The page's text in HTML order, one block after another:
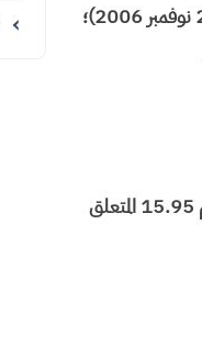
القانون رقم 24.04 الصادر بتنفيذه الظهير الشريف رقم 1.06.170 صادر في 30 من شوال 1427 (22 نوفمبر 2006)؛
ظهير شريف رقم 1.96.83 صادر في 15 من ربيـع الأول 1417 )فاتح أغسطس 1996 ( بتنفيذ القانون رقم 15.95 المتعلق